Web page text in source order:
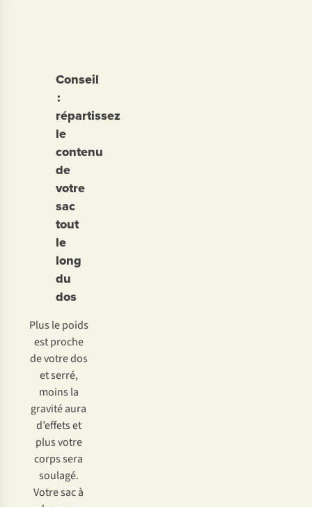
Conseil
:
répartissez
le
contenu
de
votre
sac
tout
le
long
du
dos
Plus le poids
est proche
de votre dos
et serré,
moins la
gravité aura
d’effets et
plus votre
corps sera
soulagé.
Votre sac à